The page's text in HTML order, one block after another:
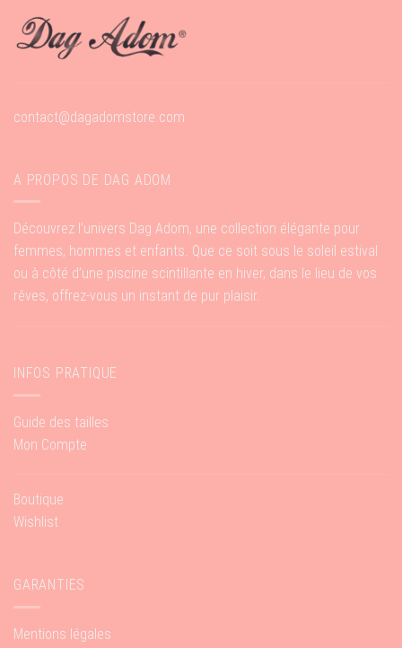
contact@dagadomstore.com
A PROPOS DE DAG ADOM
Découvrez l’univers Dag Adom, une collection élégante pour
femmes, hommes et enfants. Que ce soit sous le soleil estival
ou à côté d’une piscine scintillante en hiver, dans le lieu de vos
rêves, offrez-vous un instant de pur plaisir.
INFOS PRATIQUE
Guide des tailles
Mon Compte
Boutique
Wishlist
GARANTIES
Mentions légales